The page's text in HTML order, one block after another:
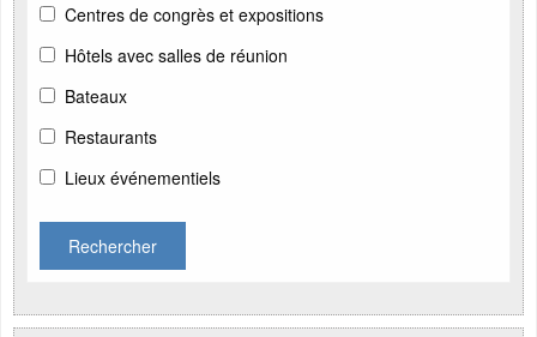
Centres de congrès et expositions
Hôtels avec salles de réunion
Bateaux
Restaurants
Lieux événementiels
Rechercher